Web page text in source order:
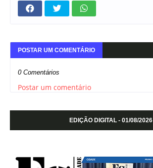
POSTAR UM COMENTÁRIO
0 Comentários
Postar um comentário
EDIÇÃO DIGITAL - 01/08/2026